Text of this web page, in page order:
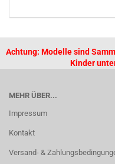
Achtung: Modelle sind
Kinder
MEHR ÜBER...
Impressum
Kontakt
Versand- &